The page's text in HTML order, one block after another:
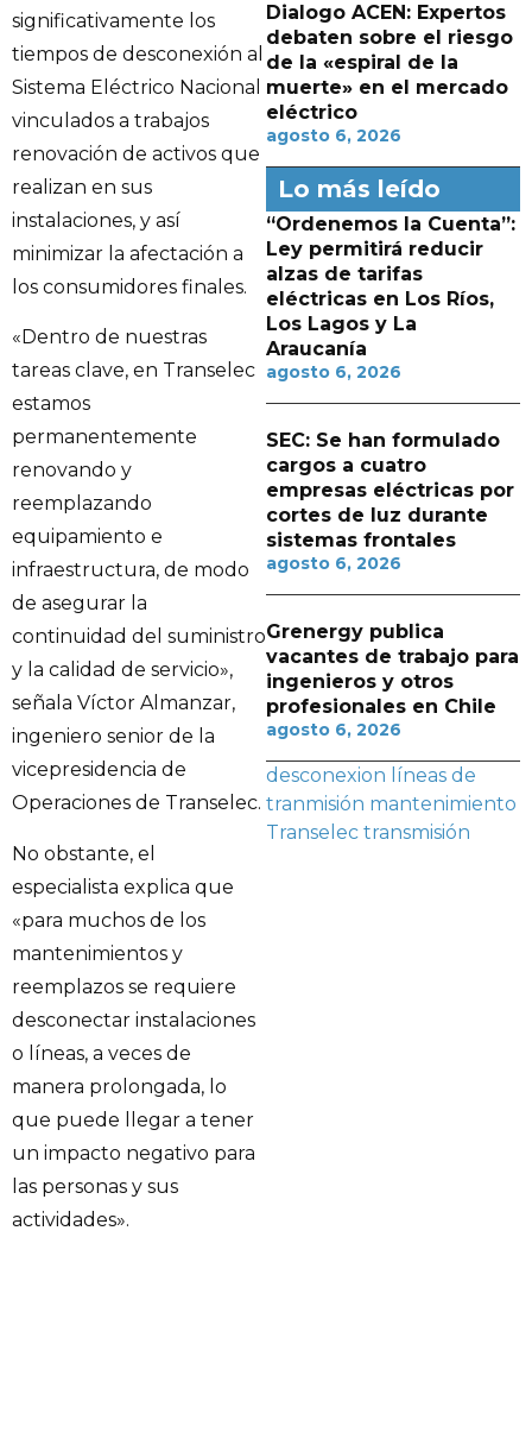
significativamente los
tiempos de desconexión al
Sistema Eléctrico Nacional
vinculados a trabajos
renovación de activos que
realizan en sus
instalaciones, y así
minimizar la afectación a
los consumidores finales.
«Dentro de nuestras
tareas clave, en Transelec
estamos
permanentemente
renovando y
reemplazando
equipamiento e
infraestructura, de modo
de asegurar la
continuidad del suministro
y la calidad de servicio»,
señala Víctor Almanzar,
ingeniero senior de la
vicepresidencia de
Operaciones de Transelec.
No obstante, el
especialista explica que
«para muchos de los
mantenimientos y
reemplazos se requiere
desconectar instalaciones
o líneas, a veces de
manera prolongada, lo
que puede llegar a tener
un impacto negativo para
las personas y sus
actividades».
Dialogo ACEN: Expertos
debaten sobre el riesgo
de la «espiral de la
muerte» en el mercado
eléctrico
agosto 6, 2026
Lo más leído
“Ordenemos la Cuenta”:
Ley permitirá reducir
alzas de tarifas
eléctricas en Los Ríos,
Los Lagos y La
Araucanía
agosto 6, 2026
SEC: Se han formulado
cargos a cuatro
empresas eléctricas por
cortes de luz durante
sistemas frontales
agosto 6, 2026
Grenergy publica
vacantes de trabajo para
ingenieros y otros
profesionales en Chile
agosto 6, 2026
desconexion líneas de
tranmisión mantenimiento
Transelec transmisión